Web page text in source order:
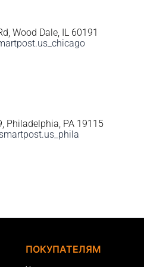
Wood Dale, IL 60191
Philadelphia, PA 19115
ПОКУПАТЕЛЯМ